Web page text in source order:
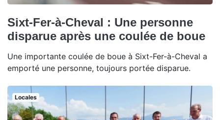
Sixt-Fer-à-Cheval : Une personne
disparue après une coulée de boue
Une importante coulée de boue à Sixt-Fer-à-Cheval a
emporté une personne, toujours portée disparue.
Locales